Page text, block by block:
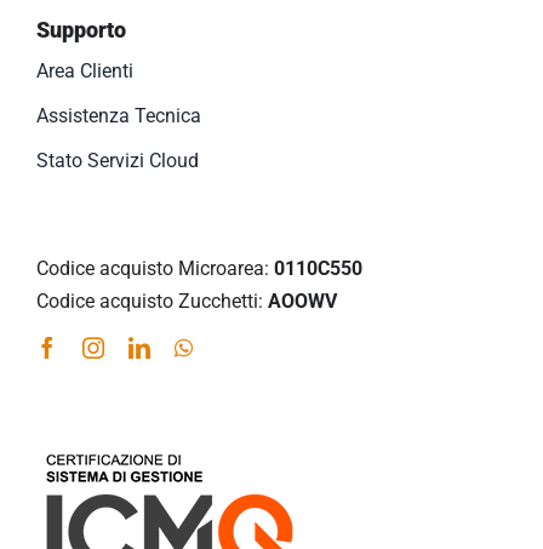
Supporto
Area Clienti
Assistenza Tecnica
Stato Servizi Cloud
Codice acquisto Microarea: 0110C550
Codice acquisto Zucchetti: AOOWV